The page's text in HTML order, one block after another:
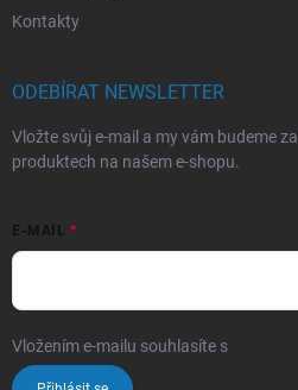
Kontakty
ODEBÍRAT NEWSLETTER
Vložte svůj e-mail a my vám budeme
produktech na našem e-shopu.
E-MAIL
Vložením e-mailu souhlasíte s